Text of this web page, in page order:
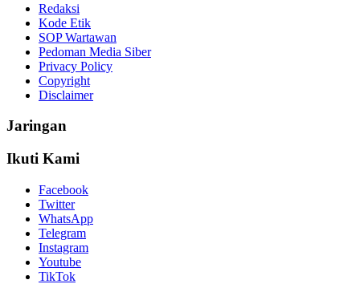
Redaksi
Kode Etik
SOP Wartawan
Pedoman Media Siber
Privacy Policy
Copyright
Disclaimer
Jaringan
Ikuti Kami
Facebook
Twitter
WhatsApp
Telegram
Instagram
Youtube
TikTok